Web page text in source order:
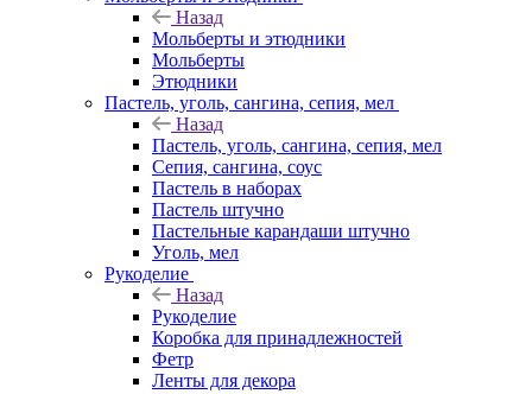
Назад
Мольберты и этюдники
Мольберты
Этюдники
Пастель, уголь, сангина, сепия, мел
Назад
Пастель, уголь, сангина, сепия, мел
Сепия, сангина, соус
Пастель в наборах
Пастель штучно
Пастельные карандаши штучно
Уголь, мел
Рукоделие
Назад
Рукоделие
Коробка для принадлежностей
Фетр
Ленты для декора